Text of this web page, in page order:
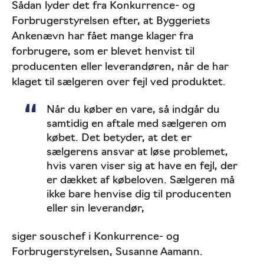
Sådan lyder det fra Konkurrence- og
Forbrugerstyrelsen efter, at Byggeriets
Ankenævn har fået mange klager fra
forbrugere, som er blevet henvist til
producenten eller leverandøren, når de har
klaget til sælgeren over fejl ved produktet.
Når du køber en vare, så indgår du
samtidig en aftale med sælgeren om
købet. Det betyder, at det er
sælgerens ansvar at løse problemet,
hvis varen viser sig at have en fejl, der
er dækket af købeloven. Sælgeren må
ikke bare henvise dig til producenten
eller sin leverandør,
siger souschef i Konkurrence- og
Forbrugerstyrelsen, Susanne Aamann.